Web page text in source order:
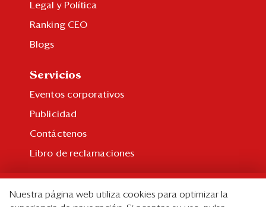
Legal y Política
Ranking CEO
Blogs
Servicios
Eventos corporativos
Publicidad
Contáctenos
Libro de reclamaciones
Suscripción individual
Nuestra página web utiliza cookies para optimizar la